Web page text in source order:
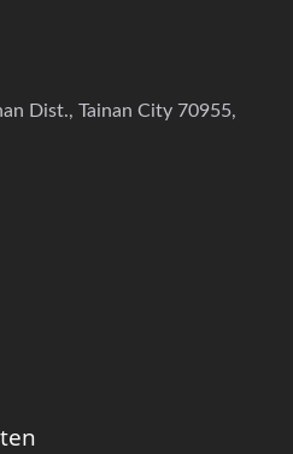
Dist., Tainan City 70955,